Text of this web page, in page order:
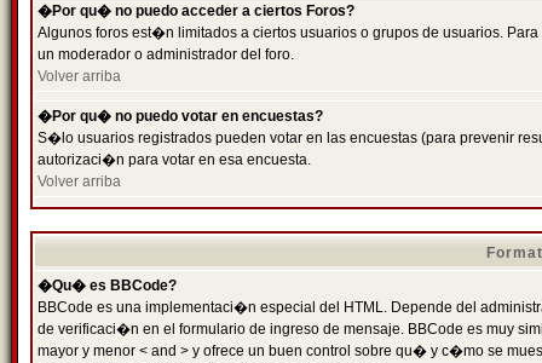
�Por qu� no puedo acceder a ciertos Foros?
Algunos foros est�n limitados a ciertos usuarios o grupos de usuarios.
un moderador o administrador del foro.
Volver arriba
�Por qu� no puedo votar en encuestas?
S�lo usuarios registrados pueden votar en las encuestas (para prevenir
autorizaci�n para votar en esa encuesta.
Volver arriba
�Qu� es BBCode?
BBCode es una implementaci�n especial del HTML. Depende del
de verificaci�n en el formulario de ingreso de mensaje. BBCode es muy
mayor y menor < and > y ofrece un buen control sobre qu� y c�mo se